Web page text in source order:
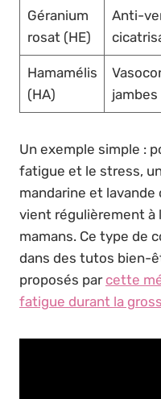
Géranium
rosat (HE)
Anti-
Hamamélis
(HA)
Un exemple simple :
fatigue et le stress,
mandarine et
vient régulièrement à
mamans. Ce type de
dans des tutos bien-
proposés par cette
fatigue durant la